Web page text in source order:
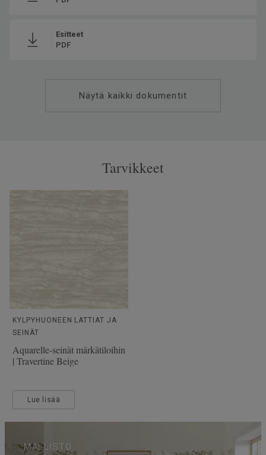
Esitteet
PDF
Näytä kaikki dokumentit
Tarvikkeet
KYLPYHUONEEN LATTIAT JA
SEINÄT
Aquarelle-seinät märkätiloihin
| Travertine Beige
Lue lisää
MALLISTO